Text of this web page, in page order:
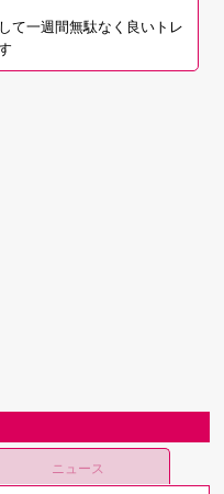
て一週間無駄なく良いトレ
ニュース